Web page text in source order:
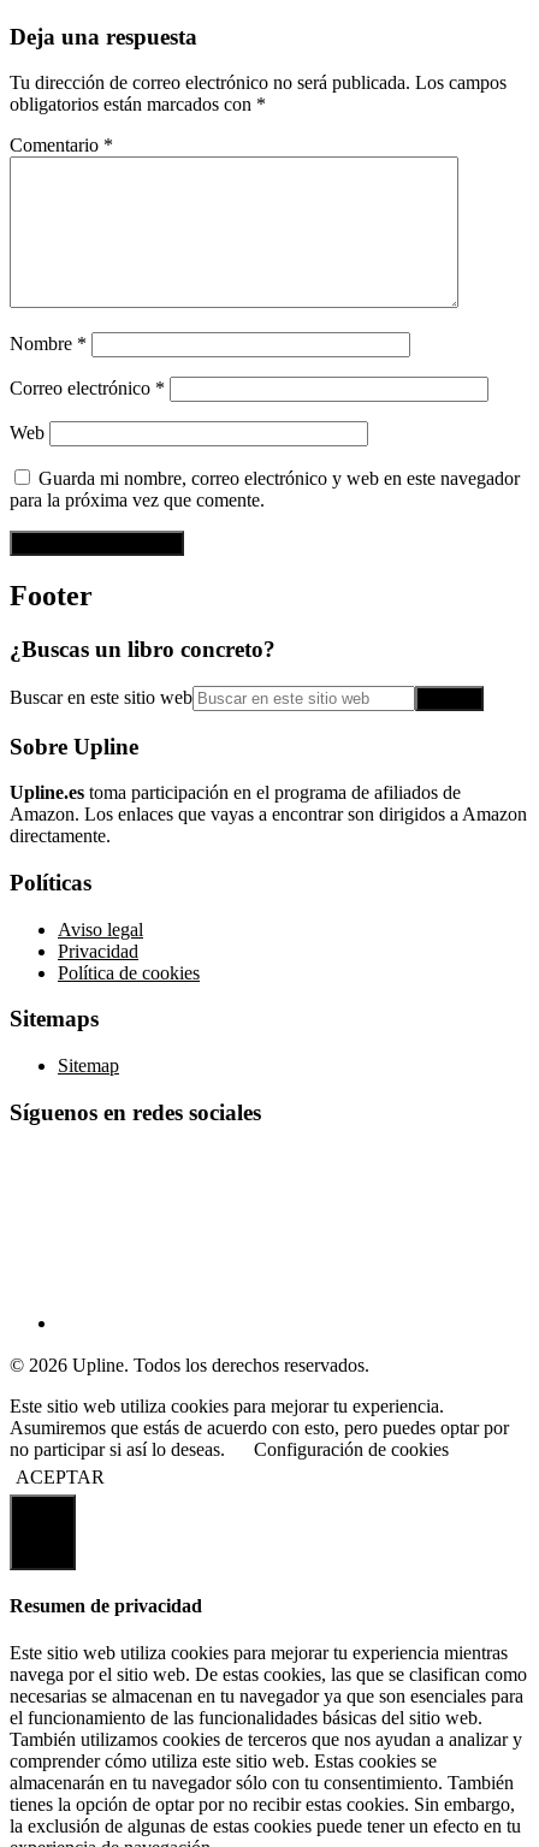
Deja una respuesta
Tu dirección de correo electrónico no será publicada. Los campos
obligatorios están marcados con *
Comentario *
Nombre *
Correo electrónico *
Web
Guarda mi nombre, correo electrónico y web en este navegador
para la próxima vez que comente.
Footer
¿Buscas un libro concreto?
Buscar en este sitio web
Sobre Upline
Upline.es toma participación en el programa de afiliados de
Amazon. Los enlaces que vayas a encontrar son dirigidos a Amazon
directamente.
Políticas
Aviso legal
Privacidad
Política de cookies
Sitemaps
Sitemap
Síguenos en redes sociales
© 2026 Upline. Todos los derechos reservados.
Este sitio web utiliza cookies para mejorar tu experiencia.
Asumiremos que estás de acuerdo con esto, pero puedes optar por
no participar si así lo deseas.
Configuración de cookies
ACEPTAR
Resumen de privacidad
Este sitio web utiliza cookies para mejorar tu experiencia mientras
navega por el sitio web. De estas cookies, las que se clasifican como
necesarias se almacenan en tu navegador ya que son esenciales para
el funcionamiento de las funcionalidades básicas del sitio web.
También utilizamos cookies de terceros que nos ayudan a analizar y
comprender cómo utiliza este sitio web. Estas cookies se
almacenarán en tu navegador sólo con tu consentimiento. También
tienes la opción de optar por no recibir estas cookies. Sin embargo,
la exclusión de algunas de estas cookies puede tener un efecto en tu